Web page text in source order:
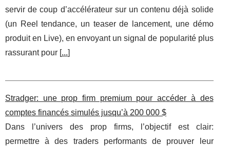
servir de coup d’accélérateur sur un contenu déjà solide
(un Reel tendance, un teaser de lancement, une démo
produit en Live), en envoyant un signal de popularité plus
rassurant pour [...]
Stradger: une prop firm premium pour accéder à des
comptes financés simulés jusqu’à 200 000 $
Dans l’univers des prop firms, l’objectif est clair:
permettre à des traders performants de prouver leur